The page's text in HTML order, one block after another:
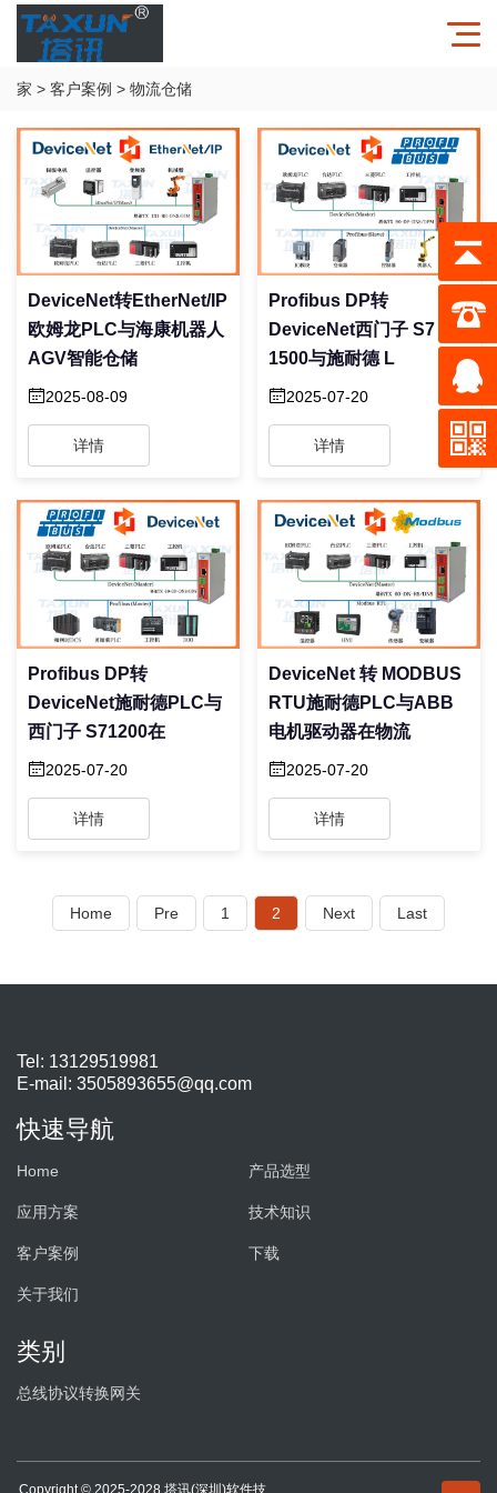
家 > 客户案例 > 物流仓储
DeviceNet转EtherNet/IP
欧姆龙PLC与海康机器人
AGV智能仓储
2025-08-09
详情
Profibus DP转
DeviceNet西门子 S7 –
1500与施耐德 L
2025-07-20
详情
Profibus DP转
DeviceNet施耐德PLC与
西门子 S71200在
2025-07-20
详情
DeviceNet 转 MODBUS
RTU施耐德PLC与ABB
电机驱动器在物流
2025-07-20
详情
Home Pre 1 2 Next Last
Tel: 13129519981
E-mail: 3505893655@qq.com
快速导航
Home 产品选型
应用方案 技术知识
客户案例 下载
关于我们
类别
总线协议转换网关
Copyright © 2025-2028 塔讯(深圳)软件技